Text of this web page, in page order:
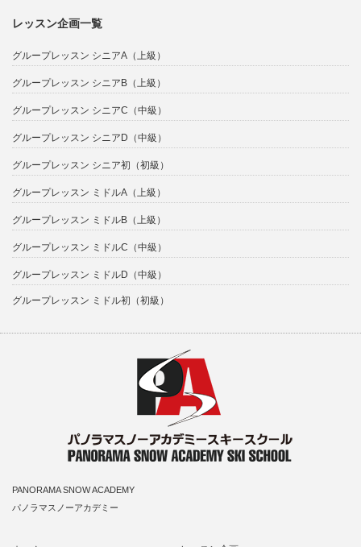
レッスン企画一覧
グループレッスン シニアA（上級）
グループレッスン シニアB（上級）
グループレッスン シニアC（中級）
グループレッスン シニアD（中級）
グループレッスン シニア初（初級）
グループレッスン ミドルA（上級）
グループレッスン ミドルB（上級）
グループレッスン ミドルC（中級）
グループレッスン ミドルD（中級）
グループレッスン ミドル初（初級）
PANORAMA SNOW ACADEMY
パノラマスノーアカデミー